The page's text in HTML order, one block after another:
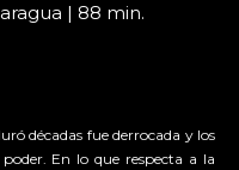
| 88 min.
décadas fue derrocada y los
En lo que respecta a la